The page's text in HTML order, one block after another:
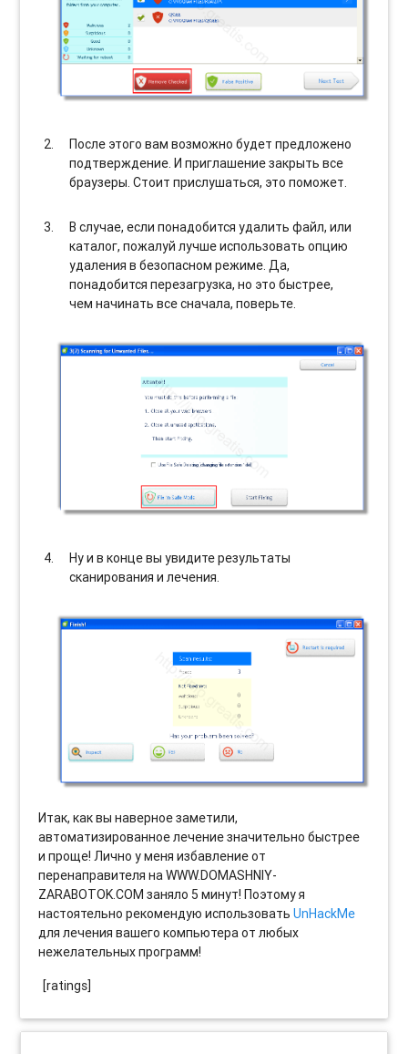
После этого вам возможно будет предложено
подтверждение. И приглашение закрыть все
браузеры. Стоит прислушаться, это поможет.
В случае, если понадобится удалить файл, или
каталог, пожалуй лучше использовать опцию
удаления в безопасном режиме. Да,
понадобится перезагрузка, но это быстрее,
чем начинать все сначала, поверьте.
Ну и в конце вы увидите результаты
сканирования и лечения.
Итак, как вы наверное заметили,
автоматизированное лечение значительно быстрее
и проще! Лично у меня избавление от
перенаправителя на WWW.DOMASHNIY-
ZARABOTOK.COM заняло 5 минут! Поэтому я
настоятельно рекомендую использоватьUnHackMe
для лечения вашего компьютера от любых
нежелательных программ!
[ratings]